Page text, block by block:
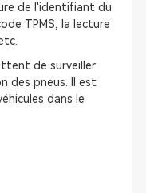
de l'identifiant du
TPMS, la lecture
de surveiller
des pneus. Il est
dans le